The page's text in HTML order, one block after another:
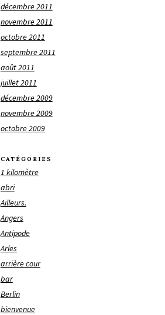
décembre 2011
novembre 2011
octobre 2011
septembre 2011
août 2011
juillet 2011
décembre 2009
novembre 2009
octobre 2009
CATÉGORIES
1 kilomètre
abri
Ailleurs.
Angers
Antipode
Arles
arrière cour
bar
Berlin
bienvenue